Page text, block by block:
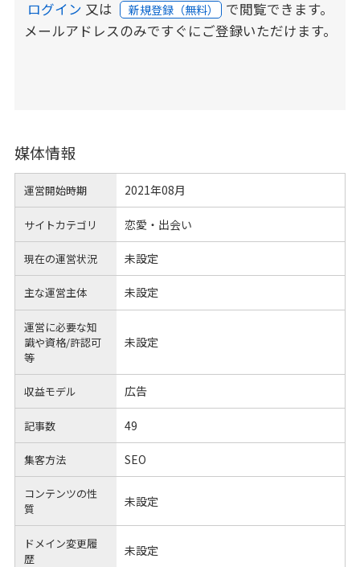
ログイン 又は 新規登録（無料） で閲覧できます。
メールアドレスのみですぐにご登録いただけます。
媒体情報
運営開始時期 2021年08月
サイトカテゴリ 恋愛・出会い
現在の運営状況 未設定
主な運営主体 未設定
運営に必要な知
識や資格/許認可
等
未設定
収益モデル 広告
記事数 49
集客方法 SEO
コンテンツの性
質
未設定
ドメイン変更履
歴
未設定